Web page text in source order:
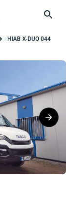
HIAB X-DUO 044